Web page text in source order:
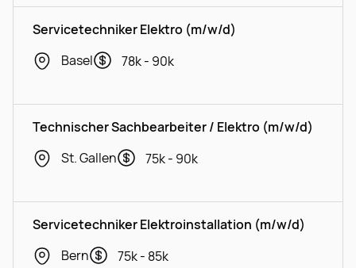
Servicetechniker Elektro (m/w/d)
Basel
78k - 90k
Technischer Sachbearbeiter / Elektro (m/w/d)
St. Gallen
75k - 90k
Servicetechniker Elektroinstallation (m/w/d)
Bern
75k - 85k